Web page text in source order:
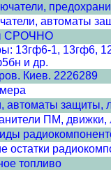
автоматы
СРОЧНО
13гф6-1, 13гф6,
и др.
Киев. 2226289
автоматы защиты,
ПМ,
остатки
топливо